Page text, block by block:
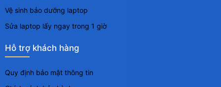
Vệ sinh bảo dưỡng laptop
Sửa laptop lấy ngay trong 1 giờ
Hỗ trợ khách hàng
Quy định bảo mật thông tin